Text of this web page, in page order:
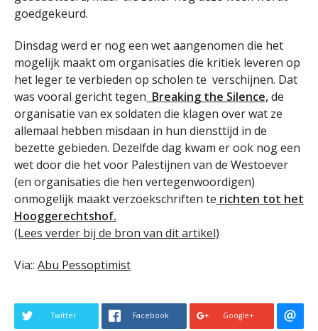
goedgekeurd.
Dinsdag werd er nog een wet aangenomen die het
mogelijk maakt om organisaties die kritiek leveren op
het leger te verbieden op scholen te verschijnen. Dat
was vooral gericht tegen Breaking the Silence,de
organisatie van ex soldaten die klagen over wat ze
allemaal hebben misdaan in hun diensttijd in de
bezette gebieden. Dezelfde dag kwam er ook nog een
wet door die het voor Palestijnen van de Westoever
(en organisaties die hen vertegenwoordigen)
onmogelijk maakt verzoekschriften te richten tot het
Hooggerechtshof.
(Lees verder bij de bron van dit artikel)
Via:: Abu Pessoptimist
Twitter Facebook Google+